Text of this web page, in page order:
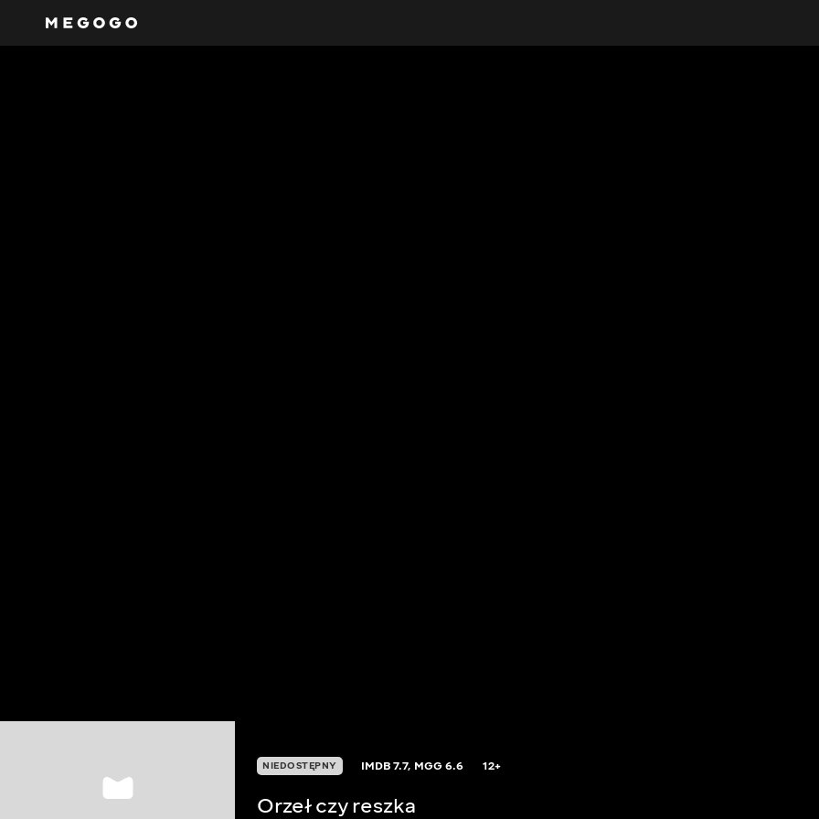
NIEDOSTĘPNY IMDB7.7, MGG6.6 12+
Orzeł czy reszka